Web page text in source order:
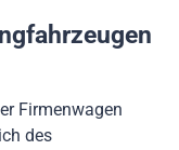
Firmenwagen
des